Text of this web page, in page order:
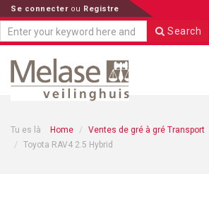
Se connecter ou Registre
Search
Tu es là Home
Ventes de gré à gré Transport
Toyota RAV4 2.5 Hybrid